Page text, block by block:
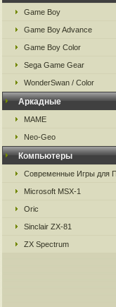
Game Boy
Game Boy Advance
Game Boy Color
Sega Game Gear
WonderSwan / Color
Аркадные
MAME
Neo-Geo
Компьютеры
Современные Игры для
Microsoft MSX-1
Oric
Sinclair ZX-81
ZX Spectrum